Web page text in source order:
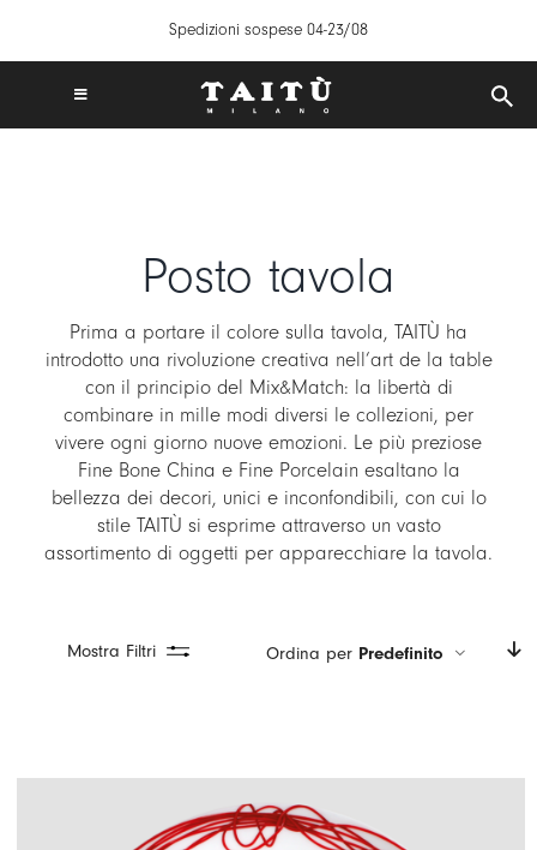
contenuto
Spedizioni sospese 04-23/08
Toggle
ISPIRAZIONI
MIX & MATCH
NEWS
STORE LOCATOR
Posto tavola
Prima a portare il colore sulla tavola, TAITÙ ha
introdotto una rivoluzione creativa nell’art de la table
con il principio del Mix&Match: la libertà di
combinare in mille modi diversi le collezioni, per
vivere ogni giorno nuove emozioni. Le più preziose
Fine Bone China e Fine Porcelain esaltano la
bellezza dei decori, unici e inconfondibili, con cui lo
stile TAITÙ si esprime attraverso un vasto
assortimento di oggetti per apparecchiare la tavola.
Mostra Filtri Ordina per Predefinito